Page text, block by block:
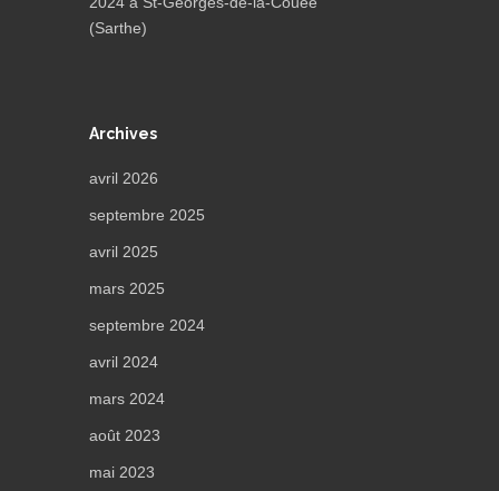
(Sarthe)
Archives
avril 2026
septembre 2025
avril 2025
mars 2025
septembre 2024
avril 2024
mars 2024
août 2023
mai 2023